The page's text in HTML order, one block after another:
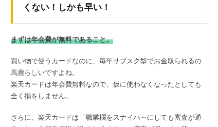
くない！しかも早い！
まずは年会費が無料であること。
買い物で使うカードなのに、毎年サブスク型でお金取られるの
馬鹿らしいですよね。
楽天カードは年会費無料なので、仮に使わなくなったとしても
全く損をしません。
さらに、楽天カードは「職業欄をスナイパーにしても審査が通